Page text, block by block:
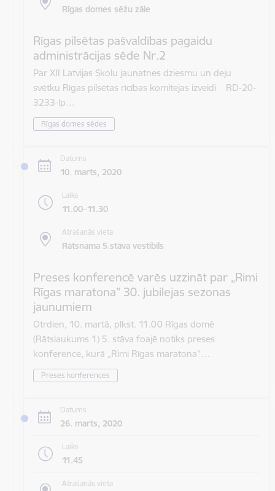
Rīgas domes sēžu zāle
Rīgas pilsētas pašvaldības pagaidu
administrācijas sēde Nr.2
Par XII Latvijas Skolu jaunatnes dziesmu un deju
svētku Rīgas pilsētas rīcības komitejas izveidi RD-20-
3233-lp…
Rīgas domes sēdes
Datums
10. marts, 2020
Laiks
11.00–11.30
Atrašanās vieta
Rātsnama 5.stāva vestibils
Preses konferencē varēs uzzināt par „Rimi
Rīgas maratona” 30. jubilejas sezonas
jaunumiem
Otrdien, 10. martā, plkst. 11.00 Rīgas domē
(Rātslaukums 1) 5. stāva foajē notiks preses
konference, kurā „Rimi Rīgas maratona”…
Preses konferences
Datums
26. marts, 2020
Laiks
11.45
Atrašanās vieta